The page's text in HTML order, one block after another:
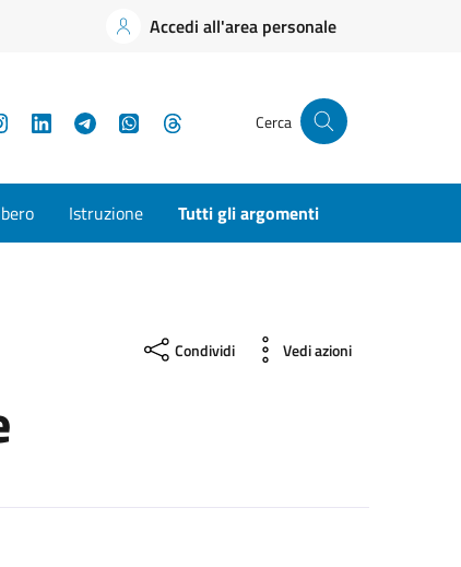
Accedi all'area personale
InstagramLinkedInTelegramWhatsApp Cerca
Istruzione Tutti gli argomenti
Condividi Vedi azioni